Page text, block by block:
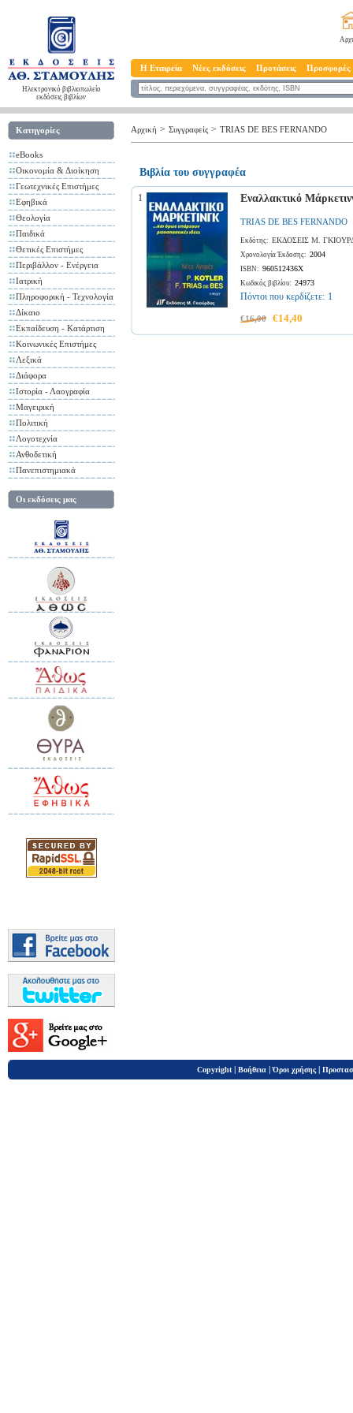
Ηλεκτρονικό βιβλιοπωλείο
εκδόσεις βιβλίων
Η Εταιρεία Νέες εκδόσεις Προτάσεις Προσφορές
Κατηγορίες
eBooks
Οικονομία & Διοίκηση
Γεωτεχνικές Επιστήμες
Εφηβικά
Θεολογία
Παιδικά
Θετικές Επιστήμες
Περιβάλλον - Ενέργεια
Ιατρική
Πληροφορική - Τεχνολογία
Δίκαιο
Εκπαίδευση - Κατάρτιση
Κοινωνικές Επιστήμες
Λεξικά
Διάφορα
Ιστορία - Λαογραφία
Μαγειρική
Πολιτική
Λογοτεχνία
Ανθοδετική
Πανεπιστημιακά
Οι εκδόσεις μας
Αρχική > Συγγραφείς > TRIAS DE BES FERNANDO
Βιβλία του συγγραφέα
1 Εναλλακτικό
TRIAS DE BES FERNANDO
Εκδότης: ΕΚΔΟΣΕΙΣ Μ.
Χρονολογία Έκδοσης: 2004
ISBN: 960512436X
Κωδικός βιβλίου: 24973
Πόντοι που κερδίζετε: 1
€16,00 €14,40
Copyright | Βοήθεια |Όροι χρήσης |